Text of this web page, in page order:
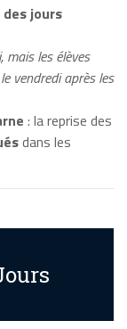
des jours
mais les élèves
vendredi après les
: la reprise des
dans les